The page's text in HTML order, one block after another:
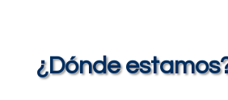
¿Dónde